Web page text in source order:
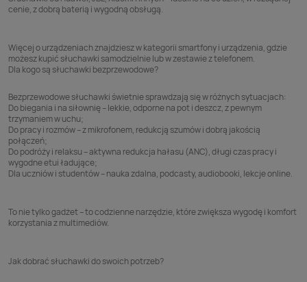
cenie, z dobrą baterią i wygodną obsługą.
Więcej o urządzeniach znajdziesz w kategorii smartfony i urządzenia, gdzie
możesz kupić słuchawki samodzielnie lub w zestawie z telefonem.
Dla kogo są słuchawki bezprzewodowe?
Bezprzewodowe słuchawki świetnie sprawdzają się w różnych sytuacjach:
Do biegania i na siłownię – lekkie, odporne na pot i deszcz, z pewnym
trzymaniem w uchu;
Do pracy i rozmów – z mikrofonem, redukcją szumów i dobrą jakością
połączeń;
Do podróży i relaksu – aktywna redukcja hałasu (ANC), długi czas pracy i
wygodne etui ładujące;
Dla uczniów i studentów – nauka zdalna, podcasty, audiobooki, lekcje online.
To nie tylko gadżet – to codzienne narzędzie, które zwiększa wygodę i komfort
korzystania z multimediów.
Jak dobrać słuchawki do swoich potrzeb?